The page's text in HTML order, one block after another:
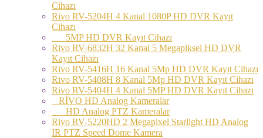
Cihazı
Rivo RV-5204H 4 Kanal 1080P HD DVR Kayıt
Cihazı
5MP HD DVR Kayıt Cihazı
Rivo RV-6832H 32 Kanal 5 Megapiksel HD DVR
Kayıt Cihazı
Rivo RV-5416H 16 Kanal 5Mp HD DVR Kayıt Cihazı
Rivo RV-5408H 8 Kanal 5Mp HD DVR Kayıt Cihazı
Rivo RV-5404H 4 Kanal 5MP HD DVR Kayıt Cihazı
RİVO HD Analog Kameralar
HD Analog PTZ Kameralar
Rivo RV-5220HD 2 Megapixel Starlight HD Analog
IR PTZ Speed Dome Kamera